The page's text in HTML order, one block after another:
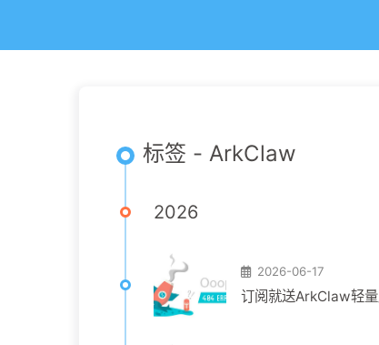
标签 - ArkClaw
2026
2026-06-17
订阅就送ArkClaw轻